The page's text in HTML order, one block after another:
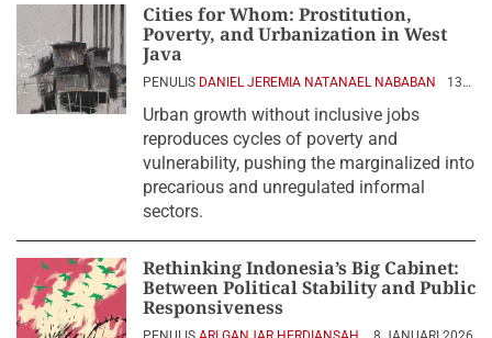
Cities for Whom: Prostitution,
Poverty, and Urbanization in West
Java
PENULIS DANIEL JEREMIA NATANAEL NABABAN
13
Urban growth without inclusive jobs
reproduces cycles of poverty and
vulnerability, pushing the marginalized into
precarious and unregulated informal
sectors.
Rethinking Indonesia’s Big Cabinet:
Between Political Stability and Public
Responsiveness